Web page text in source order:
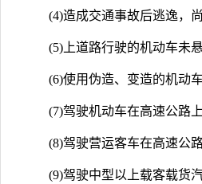
(4)造成交通事故后逃逸，
(5)上道路行驶的机动车未
(6)使用伪造、变造的机动
(7)驾驶机动车在高速公路
(8)驾驶营运客车在高速公
(9)驾驶中型以上载客载货